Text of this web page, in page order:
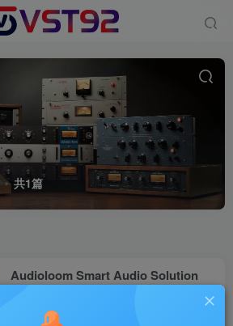
共1篇
Audioloom Smart Audio Solution
VST插件